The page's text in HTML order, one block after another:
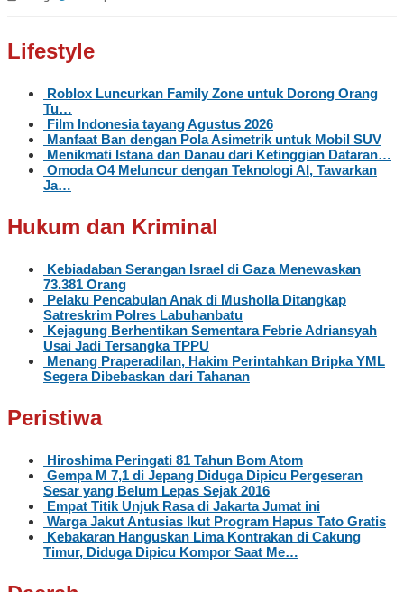
Lifestyle
Roblox Luncurkan Family Zone untuk Dorong Orang
Tu…
Film Indonesia tayang Agustus 2026
Manfaat Ban dengan Pola Asimetrik untuk Mobil SUV
Menikmati Istana dan Danau dari Ketinggian Dataran…
Omoda O4 Meluncur dengan Teknologi AI, Tawarkan
Ja…
Hukum dan Kriminal
Kebiadaban Serangan Israel di Gaza Menewaskan
73.381 Orang
Pelaku Pencabulan Anak di Musholla Ditangkap
Satreskrim Polres Labuhanbatu
Kejagung Berhentikan Sementara Febrie Adriansyah
Usai Jadi Tersangka TPPU
Menang Praperadilan, Hakim Perintahkan Bripka YML
Segera Dibebaskan dari Tahanan
Peristiwa
Hiroshima Peringati 81 Tahun Bom Atom
Gempa M 7,1 di Jepang Diduga Dipicu Pergeseran
Sesar yang Belum Lepas Sejak 2016
Empat Titik Unjuk Rasa di Jakarta Jumat ini
Warga Jakut Antusias Ikut Program Hapus Tato Gratis
Kebakaran Hanguskan Lima Kontrakan di Cakung
Timur, Diduga Dipicu Kompor Saat Me…